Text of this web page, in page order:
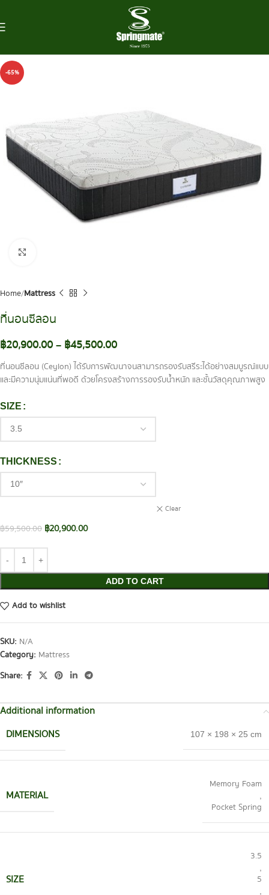
-65%
Home Mattress
ที่นอนซีลอน
฿20,900.00– ฿45,500.00
ที่นอนซีลอน (Ceylon) ได้รับการพัฒนาจนสามารถรองรับสรีระได้อย่างสมบูรณ์แบบ
และมีความนุ่มแน่นที่พอดี ด้วยโครงสร้างการรองรับน้ำหนัก และชั้นวัสดุคุณภาพสูง
SIZE
THICKNESS
Clear
฿59,500.00 ฿20,900.00
ADD TO CART
Add to wishlist
SKU: N/A
Category: Mattress
Share:
Additional information
DIMENSIONS
107 × 198 × 25 cm
MATERIAL
Memory Foam
Pocket Spring
SIZE
3.5
5